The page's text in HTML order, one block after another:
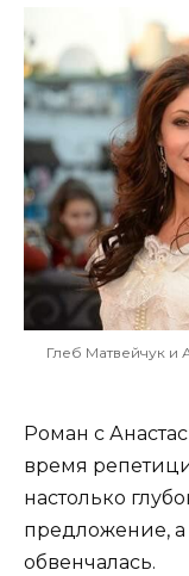
Глеб Матвейчук и
Роман с
время
настолько
предложение,
обвенчалась.